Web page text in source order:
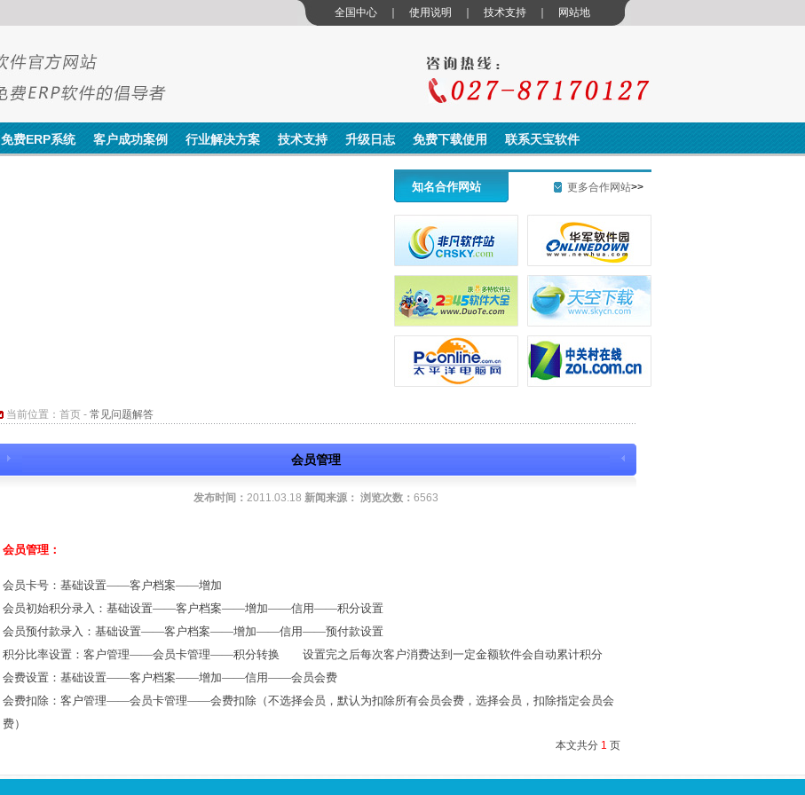
全国中心 使用说明 技术支持 网站地
免费ERP系统 客户成功案例 行业解决方案 技术支持 升级日志 免费下载使用 联系天宝软件
知名合作网站 更多合作网站>>
当前位置： 首页 - 常见问题解答
会员管理
发布时间： 2011.03.18 新闻来源： 浏览次数： 6563
会员管理：
会员卡号：基础设置——客户档案——增加
会员初始积分录入：基础设置——客户档案——增加——信用——积分设置
会员预付款录入：基础设置——客户档案——增加——信用——预付款设置
积分比率设置：客户管理——会员卡管理——积分转换 设置完之后每次客户消费达到一定金额软件会自动累计积分
会费设置：基础设置——客户档案——增加——信用——会员会费
会费扣除：客户管理——会员卡管理——会费扣除（不选择会员，默认为扣除所有会员会费，选择会员，扣除指定会员会
费）
本文共分 1 页